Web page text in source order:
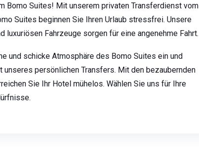
Bomo Suites! Mit unserem privaten Transferdienst vom
Suites beginnen Sie Ihren Urlaub stressfrei. Unsere
luxuriösen Fahrzeuge sorgen für eine angenehme Fahrt.
und schicke Atmosphäre des Bomo Suites ein und
unseres persönlichen Transfers. Mit den bezaubernden
Sie Ihr Hotel mühelos. Wählen Sie uns für Ihre